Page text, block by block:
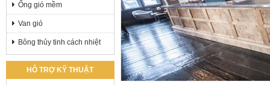
Ống gió mềm
Van gió
Bông thủy tinh cách nhiệt
HỖ TRỢ KỸ THUẬT